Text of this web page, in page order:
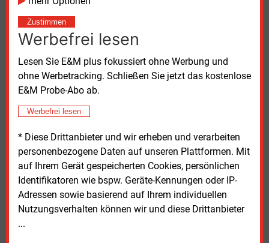
Zustimmen
Werbefrei lesen
Lesen Sie E&M plus fokussiert ohne Werbung und
ohne Werbetracking. Schließen Sie jetzt das kostenlose
E&M Probe-Abo ab.
Werbefrei lesen
* Diese Drittanbieter und wir erheben und verarbeiten
personenbezogene Daten auf unseren Plattformen. Mit
auf Ihrem Gerät gespeicherten Cookies, persönlichen
Identifikatoren wie bspw. Geräte-Kennungen oder IP-
Adressen sowie basierend auf Ihrem individuellen
Nutzungsverhalten können wir und diese Drittanbieter
...
Die Autoren betonen, dass die Bewertung nicht als
Empfehlung für einzelne Lieferländer verstanden
zwischen Versorgungssicherheit und niedrigen
Importkosten auf. Gerade bei Pipelineimporten
entstünden langfristige Abhängigkeiten durch hohe
Infrastrukturinvestitionen. Der weltweite Seehandel
Anbieter reagieren −gleichzeitig könne hier aber auch
die internationale Konkurrenz größer sein.
Die vollständige Studie„Supply Security of Green
Hydrogen and Ammonia Imports to Germany.
Assessing export countries’ supply costs and EWI
Future Energy Score“